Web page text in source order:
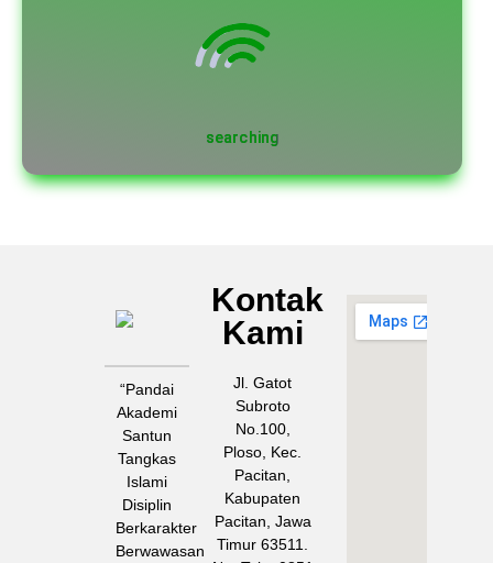
MAN
PACITAN
“Pandai
Akademi
Santun
Tangkas
Islami
Disiplin
Berkarakter
Berwawasan
Kontak
Kami
Jl. Gatot
Subroto
No.100,
Ploso, Kec.
Pacitan,
Kabupaten
Pacitan, Jawa
Timur 63511.